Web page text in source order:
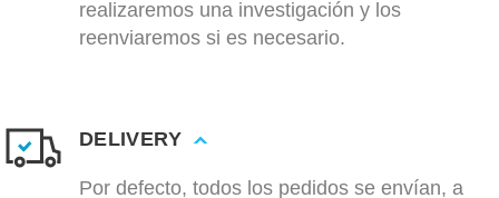
realizaremos una investigación y los
reenviaremos si es necesario.
DELIVERY
Por defecto, todos los pedidos se envían, a